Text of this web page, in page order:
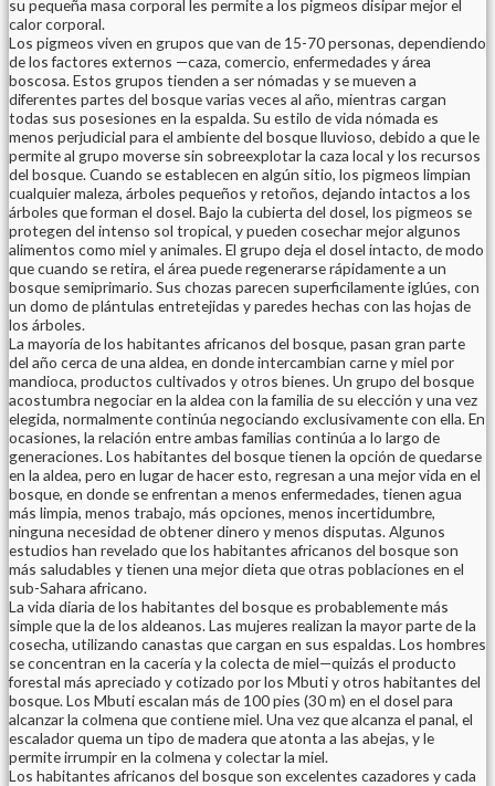
su pequeña masa corporal les permite a los pigmeos disipar mejor el
calor corporal.
Los pigmeos viven en grupos que van de 15-70 personas, dependiendo
de los factores externos —caza, comercio, enfermedades y área
boscosa. Estos grupos tienden a ser nómadas y se mueven a
diferentes partes del bosque varias veces al año, mientras cargan
todas sus posesiones en la espalda. Su estilo de vida nómada es
menos perjudicial para el ambiente del bosque lluvioso, debido a que le
permite al grupo moverse sin sobreexplotar la caza local y los recursos
del bosque. Cuando se establecen en algún sitio, los pigmeos limpian
cualquier maleza, árboles pequeños y retoños, dejando intactos a los
árboles que forman el dosel. Bajo la cubierta del dosel, los pigmeos se
protegen del intenso sol tropical, y pueden cosechar mejor algunos
alimentos como miel y animales. El grupo deja el dosel intacto, de modo
que cuando se retira, el área puede regenerarse rápidamente a un
bosque semiprimario. Sus chozas parecen superficilamente iglúes, con
un domo de plántulas entretejidas y paredes hechas con las hojas de
los árboles.
La mayoría de los habitantes africanos del bosque, pasan gran parte
del año cerca de una aldea, en donde intercambian carne y miel por
mandioca, productos cultivados y otros bienes. Un grupo del bosque
acostumbra negociar en la aldea con la familia de su elección y una vez
elegida, normalmente continúa negociando exclusivamente con ella. En
ocasiones, la relación entre ambas familias continúa a lo largo de
generaciones. Los habitantes del bosque tienen la opción de quedarse
en la aldea, pero en lugar de hacer esto, regresan a una mejor vida en el
bosque, en donde se enfrentan a menos enfermedades, tienen agua
más limpia, menos trabajo, más opciones, menos incertidumbre,
ninguna necesidad de obtener dinero y menos disputas. Algunos
estudios han revelado que los habitantes africanos del bosque son
más saludables y tienen una mejor dieta que otras poblaciones en el
sub-Sahara africano.
La vida diaria de los habitantes del bosque es probablemente más
simple que la de los aldeanos. Las mujeres realizan la mayor parte de la
cosecha, utilizando canastas que cargan en sus espaldas. Los hombres
se concentran en la cacería y la colecta de miel—quizás el producto
forestal más apreciado y cotizado por los Mbuti y otros habitantes del
bosque. Los Mbuti escalan más de 100 pies (30 m) en el dosel para
alcanzar la colmena que contiene miel. Una vez que alcanza el panal, el
escalador quema un tipo de madera que atonta a las abejas, y le
permite irrumpir en la colmena y colectar la miel.
Los habitantes africanos del bosque son excelentes cazadores y cada